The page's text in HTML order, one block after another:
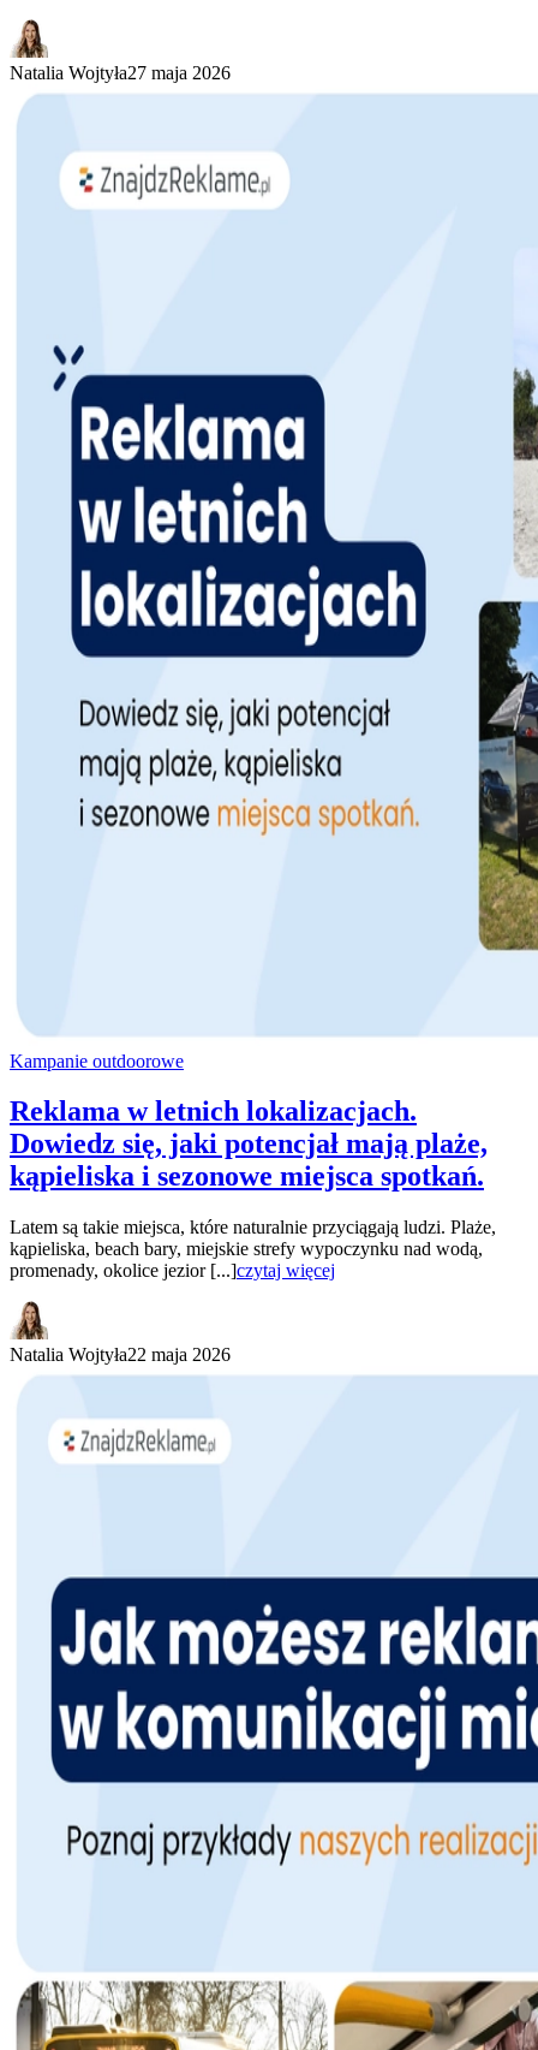
Natalia Wojtyła27 maja 2026
Kampanie outdoorowe
Reklama w letnich lokalizacjach.
Dowiedz się, jaki potencjał mają plaże,
kąpieliska i sezonowe miejsca spotkań.
Latem są takie miejsca, które naturalnie przyciągają ludzi. Plaże,
kąpieliska, beach bary, miejskie strefy wypoczynku nad wodą,
promenady, okolice jezior [...]czytaj więcej
Natalia Wojtyła22 maja 2026